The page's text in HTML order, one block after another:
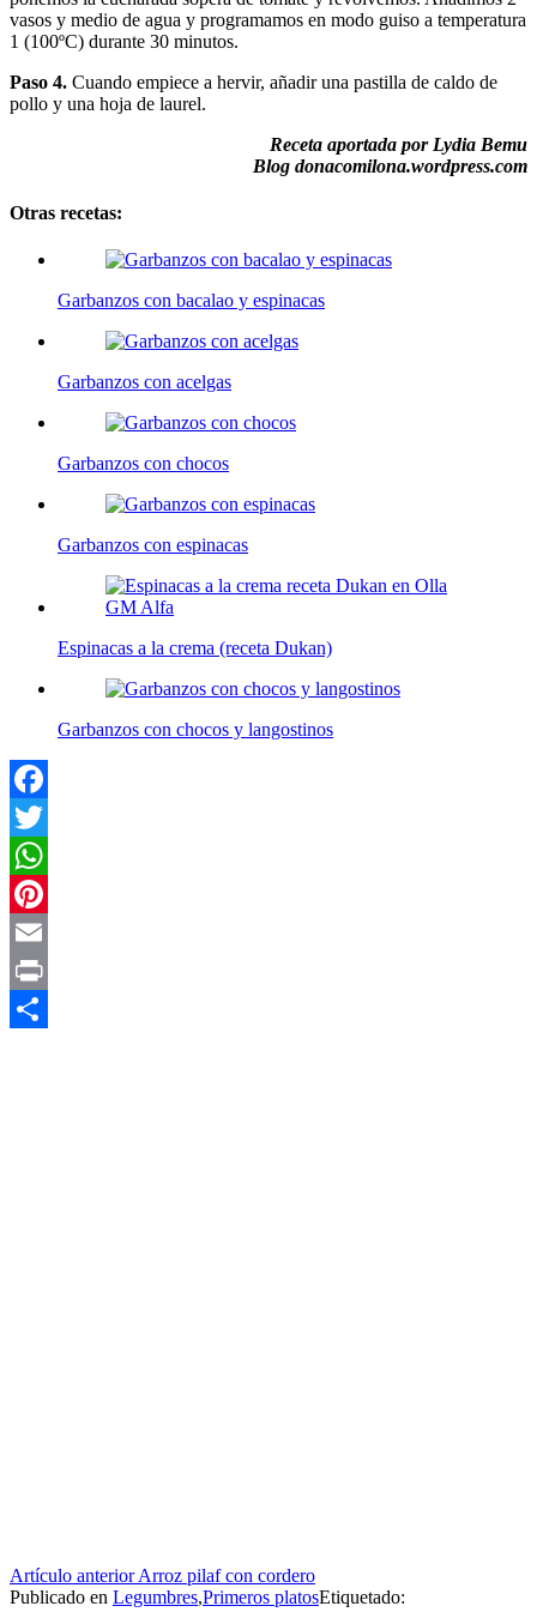
vasos y medio de agua y programamos en modo guiso a temperatura
1 (100ºC) durante 30 minutos.
Paso 4. Cuando empiece a hervir, añadir una pastilla de caldo de
pollo y una hoja de laurel.
Receta aportada por Lydia Bemu
Blog donacomilona.wordpress.com
Otras recetas:
Garbanzos con bacalao y espinacas
Garbanzos con acelgas
Garbanzos con chocos
Garbanzos con espinacas
Espinacas a la crema (receta Dukan)
Garbanzos con chocos y langostinos
Facebook
Twitter
WhatsApp
Pinterest
Email
Print
Seguir
Artículo anteriorArroz pilaf con cordero
Publicado en Legumbres,Primeros platosEtiquetado: